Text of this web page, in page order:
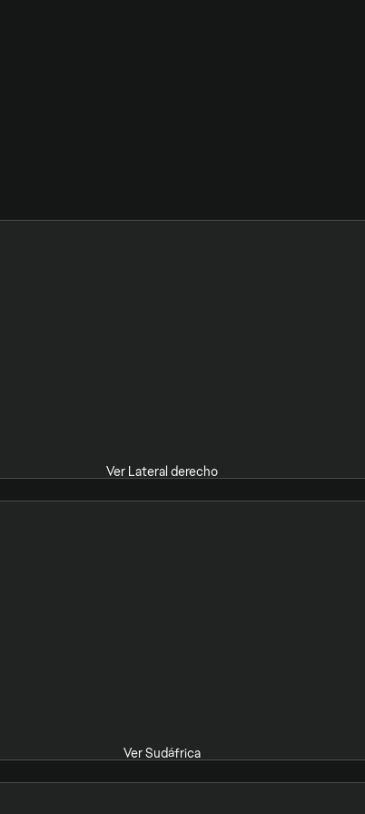
Ver Lateral derecho
Ver Sudáfrica